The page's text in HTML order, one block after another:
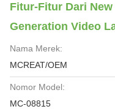
Fitur-Fitur Dari
Generation Video
Nama Merek:
MCREAT/OEM
Nomor Model:
MC-08815